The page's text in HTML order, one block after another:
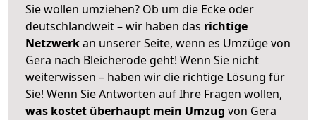
Sie wollen umziehen? Ob um die Ecke oder
deutschlandweit – wir haben das richtige
Netzwerkan unserer Seite, wenn es Umzüge von
Gera nach Bleicherode geht! Wenn Sie nicht
weiterwissen – haben wir die richtige Lösung für
Sie! Wenn Sie Antworten auf Ihre Fragen wollen,
was kostet überhaupt mein Umzug von Gera